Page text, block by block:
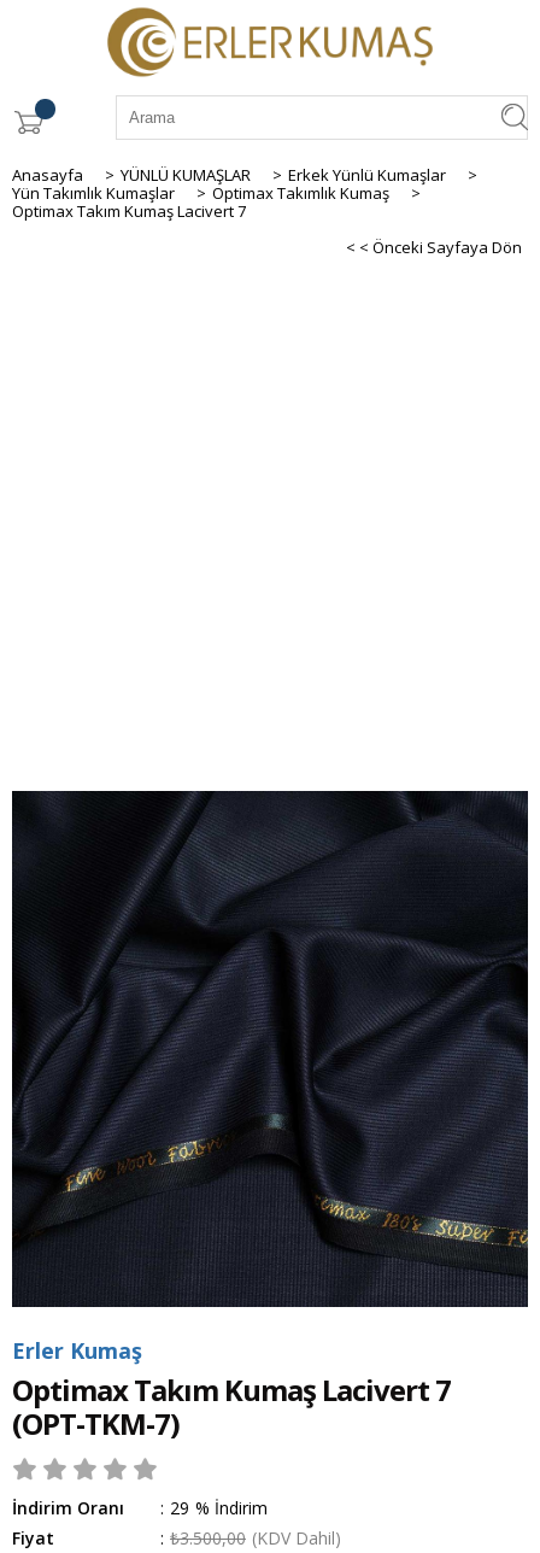
Anasayfa > YÜNLÜ KUMAŞLAR > Erkek Yünlü Kumaşlar
>
Yün Takımlık Kumaşlar
> Optimax Takımlık Kumaş
>
Optimax Takım Kumaş Lacivert 7
< < Önceki Sayfaya Dön
Erler Kumaş
Optimax Takım Kumaş Lacivert 7
(OPT-TKM-7)
İndirim Oranı : %
29
İndirim
Fiyat
: ₺3.500,00 (KDV Dahil)